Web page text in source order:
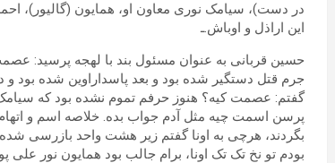
در دست)، سیامک نوری معاون او، همایون (گالیور)،
این اراذل و اوباش.ـ
حسین قربانی به عنوان مسئول بند با لهجه پرسید:
گفتم: عصمت کیه؟ هنوز حرفم تموم نشده بود که
پرسن اسمت چیه مثل آدم جواب بده. خلاصه اسم و
بگردند، هرچی به اونا گفتم زیر هشت واحد بازرسی
بودم تو نخ تک تک اونا، برام جالب بود همایون نور